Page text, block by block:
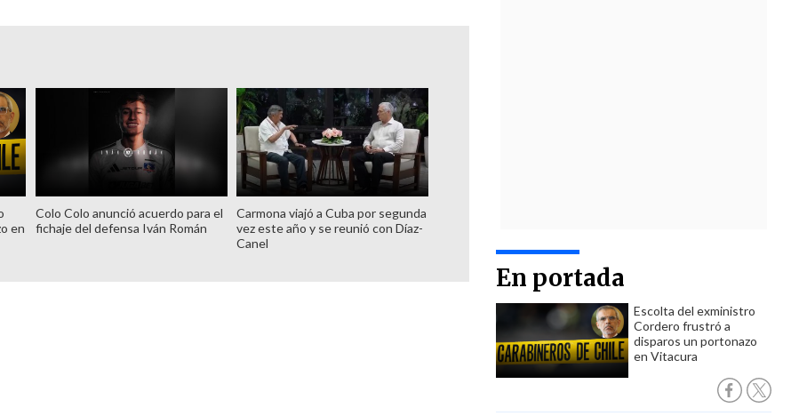
En portada
Escolta del exministro
Cordero frustró a
disparos un portonazo
en Vitacura
en
Colo Colo anunció acuerdo para el
fichaje del defensa Iván Román
Carmona viajó a Cuba por segunda
vez este año y se reunió con Díaz-
Canel